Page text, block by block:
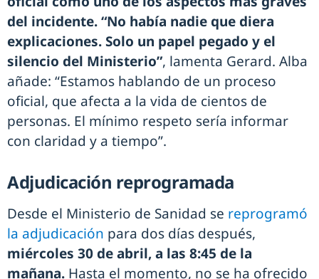
del incidente. “No había nadie que diera
explicaciones. Solo un papel pegado y el
silencio del Ministerio”, lamenta Gerard. Alba
añade: “Estamos hablando de un proceso
oficial, que afecta a la vida de cientos de
personas. El mínimo respeto sería informar
con claridad y a tiempo”.
Adjudicación reprogramada
Desde el Ministerio de Sanidad se reprogramó
la adjudicación para dos días después,
miércoles 30 de abril, a las 8:45 de la
mañana. Hasta el momento, no se ha ofrecido